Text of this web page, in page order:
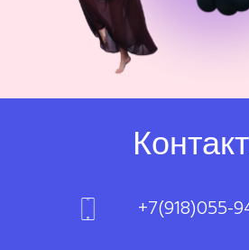
+7(918)055-